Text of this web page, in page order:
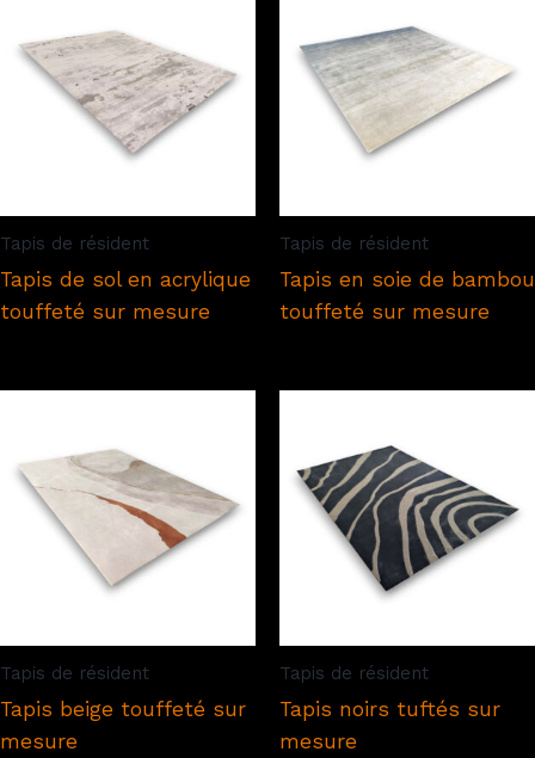
Tapis de résident
Tapis de sol en acrylique
touffeté sur mesure
Tapis de résident
Tapis en soie de bambou
touffeté sur mesure
Tapis de résident
Tapis beige touffeté sur
mesure
Tapis de résident
Tapis noirs tuftés sur
mesure